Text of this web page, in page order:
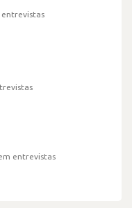
entrevistas
entrevistas